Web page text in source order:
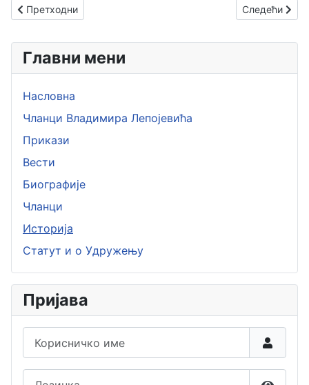
Претходни чланак: Утва 212
Претходни Следећи
Следећи
Главни мени
Насловна
Чланци Владимира Лепојевића
Прикази
Вести
Биографије
Чланци
Историја
Статут и о Удружењу
Пријава